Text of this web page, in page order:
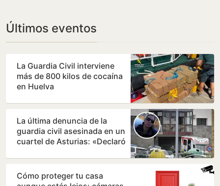
Últimos eventos
La Guardia Civil interviene
más de 800 kilos de cocaína
en Huelva
La última denuncia de la
guardia civil asesinada en un
cuartel de Asturias: «Declaró
Cómo proteger tu casa